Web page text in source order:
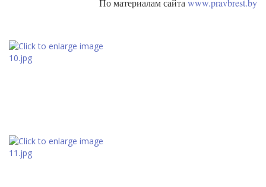
По материалам сайта www.pravbrest.by